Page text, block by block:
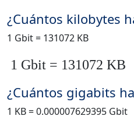
¿Cuántos kilobytes
1 Gbit = 131072 KB
1 Gbit = 131072 KB
¿Cuántos gigabits
1 KB = 0.000007629395 Gbit